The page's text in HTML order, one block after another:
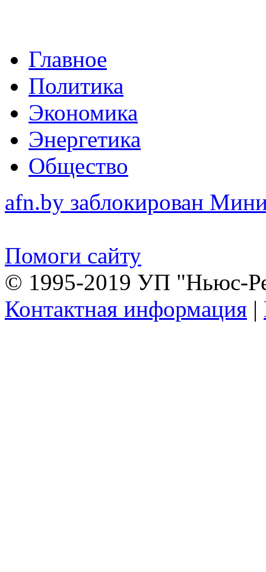
Главное
Политика
Экономика
Энергетика
Общество
afn.by заблокирован
Помоги сайту
© 1995-2019 УП "Ньюс-
Контактная информация |